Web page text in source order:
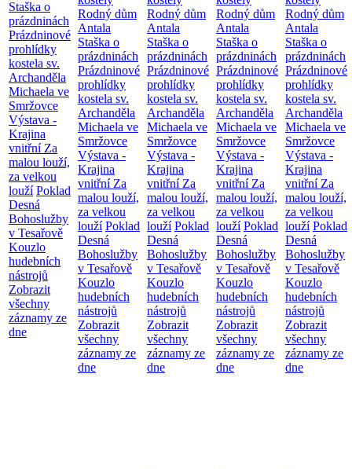
Staška o
prázdninách
Prázdninové
prohlídky
kostela sv.
Archanděla
Michaela ve
Smržovce
Výstava -
Krajina
vnitřní Za
malou louží,
za velkou
louží Poklad
Desná
Bohoslužby
v Tesařově
Kouzlo
hudebních
nástrojů
Zobrazit
všechny
záznamy ze
dne
Rodný dům
Antala
Staška o
prázdninách
Prázdninové
prohlídky
kostela sv.
Archanděla
Michaela ve
Smržovce
Výstava -
Krajina
vnitřní Za
malou louží,
za velkou
louží Poklad
Desná
Bohoslužby
v Tesařově
Kouzlo
hudebních
nástrojů
Zobrazit
všechny
záznamy ze
dne
Rodný dům
Antala
Staška o
prázdninách
Prázdninové
prohlídky
kostela sv.
Archanděla
Michaela ve
Smržovce
Výstava -
Krajina
vnitřní Za
malou louží,
za velkou
louží Poklad
Desná
Bohoslužby
v Tesařově
Kouzlo
hudebních
nástrojů
Zobrazit
všechny
záznamy ze
dne
Rodný dům
Antala
Staška o
prázdninách
Prázdninové
prohlídky
kostela sv.
Archanděla
Michaela ve
Smržovce
Výstava -
Krajina
vnitřní Za
malou louží,
za velkou
louží Poklad
Desná
Bohoslužby
v Tesařově
Kouzlo
hudebních
nástrojů
Zobrazit
všechny
záznamy ze
dne
Rodný dům
Antala
Staška o
prázdninách
Prázdninové
prohlídky
kostela sv.
Archanděla
Michaela ve
Smržovce
Výstava -
Krajina
vnitřní Za
malou louží,
za velkou
louží Poklad
Desná
Bohoslužby
v Tesařově
Kouzlo
hudebních
nástrojů
Zobrazit
všechny
záznamy ze
dne